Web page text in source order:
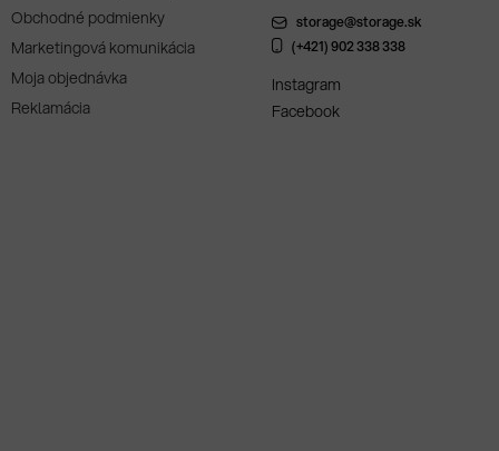
Obchodné podmienky
Marketingová komunikácia
Moja objednávka
Reklamácia
storage@storage.sk
(+421) 902 338 338
Instagram
Facebook